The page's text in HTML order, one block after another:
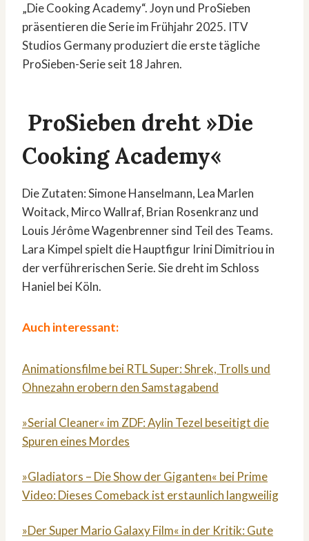
„Die Cooking Academy“. Joyn und ProSieben
präsentieren die Serie im Frühjahr 2025. ITV
Studios Germany produziert die erste tägliche
ProSieben-Serie seit 18 Jahren.
ProSieben dreht »Die
Cooking Academy«
Die Zutaten: Simone Hanselmann, Lea Marlen
Woitack, Mirco Wallraf, Brian Rosenkranz und
Louis Jérôme Wagenbrenner sind Teil des Teams.
Lara Kimpel spielt die Hauptfigur Irini Dimitriou in
der verführerischen Serie. Sie dreht im Schloss
Haniel bei Köln.
Auch interessant:
Animationsfilme bei RTL Super: Shrek, Trolls und
Ohnezahn erobern den Samstagabend
»Serial Cleaner« im ZDF: Aylin Tezel beseitigt die
Spuren eines Mordes
»Gladiators – Die Show der Giganten« bei Prime
Video: Dieses Comeback ist erstaunlich langweilig
»Der Super Mario Galaxy Film« in der Kritik: Gute